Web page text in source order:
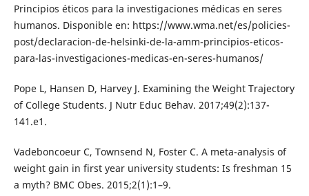
Principios éticos para la investigaciones médicas en seres
humanos. Disponible en: https://www.wma.net/es/policies-
post/declaracion-de-helsinki-de-la-amm-principios-eticos-
para-las-investigaciones-medicas-en-seres-humanos/
Pope L, Hansen D, Harvey J. Examining the Weight Trajectory
of College Students. J Nutr Educ Behav. 2017;49(2):137-
141.e1.
Vadeboncoeur C, Townsend N, Foster C. A meta-analysis of
weight gain in first year university students: Is freshman 15
a myth? BMC Obes. 2015;2(1):1–9.